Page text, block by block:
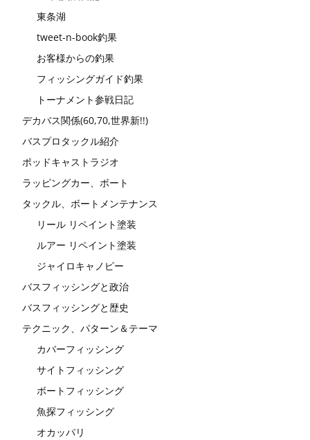
東条湖
tweet-n-book釣果
お客様からの釣果
フィッシングガイド釣果
トーナメント参戦日記
デカバス関係(60,70,世界新!!)
バスプロタックル紹介
ポッドキャストラジオ
ラッピングカー、ボート
タックル、ボートメンテナンス
リール リペイント塗装
ルアー リペイント塗装
ジャイロキャノピー
バスフィッシングと政治
バスフィッシングと歴史
テクニック、パターン＆テーマ
カバーフィッシング
サイトフィッシング
ボートフィッシング
魚探フィッシング
オカッパリ